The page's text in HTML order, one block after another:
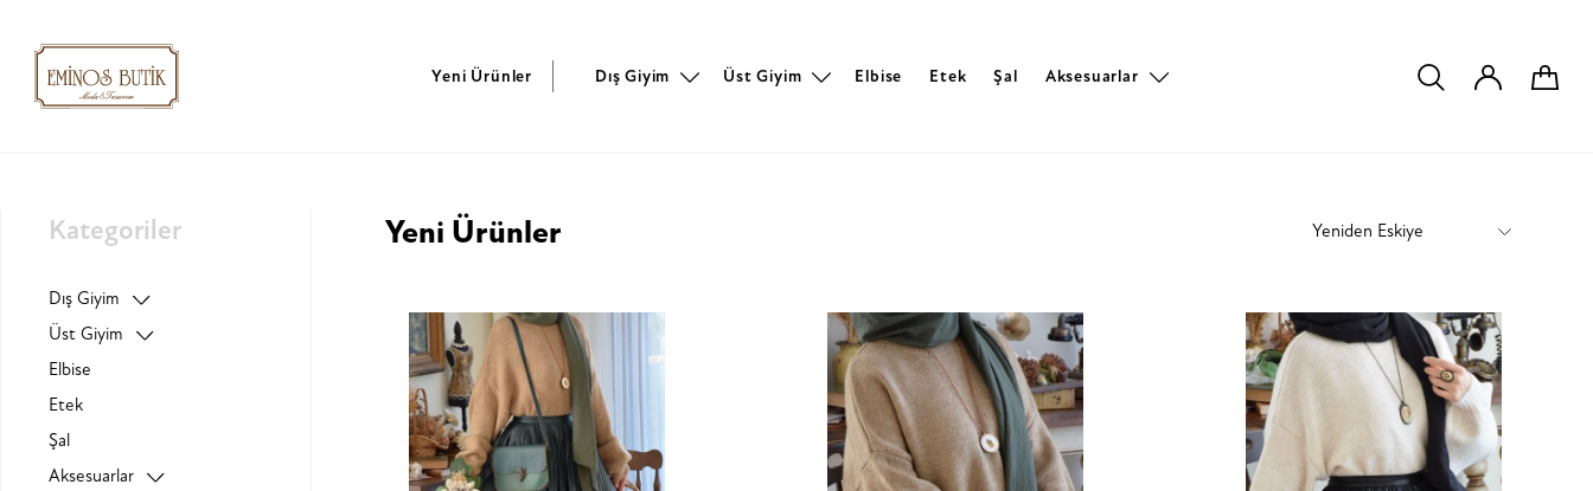
Yeni Ürünler Dış Giyim Üst Giyim Elbise Etek Şal Aksesuarlar
Kategoriler
Dış Giyim
Üst Giyim
Elbise
Etek
Şal
Aksesuarlar
Yeni Ürünler Yeniden Eskiye